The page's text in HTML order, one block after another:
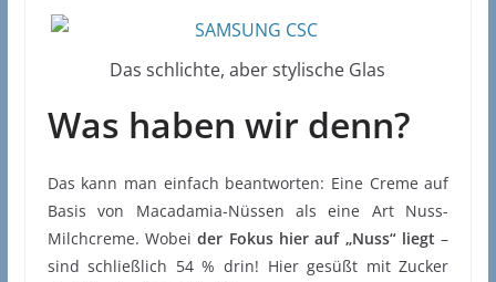
Das schlichte, aber stylische Glas
Was haben wir denn?
Das kann man einfach beantworten: Eine Creme auf
Basis von Macadamia-Nüssen als eine Art Nuss-
Milchcreme. Wobeider Fokus hier auf „Nuss“ liegt –
sind schließlich 54 % drin! Hier gesüßt mit Zucker